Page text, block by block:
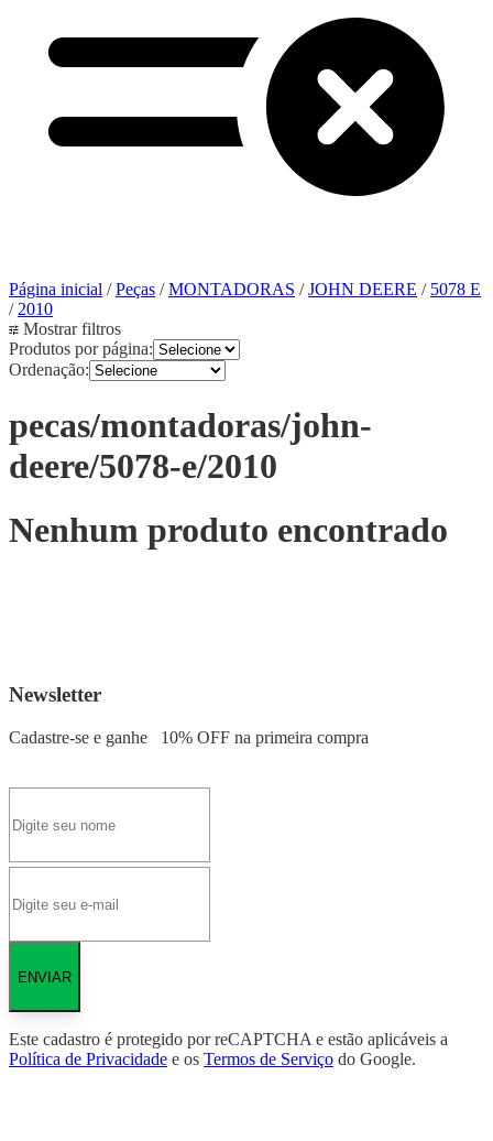
Página inicial /Peças /MONTADORAS /JOHN DEERE / 5078 E
/2010
Mostrar filtros
Produtos por página:
Ordenação:
pecas/montadoras/john-
deere/5078-e/2010
Nenhum produto encontrado
Newsletter
Cadastre-se e ganhe 10% OFF na primeira compra
ENVIAR
Este cadastro é protegido por reCAPTCHA e estão aplicáveis a
Política de Privacidade e os Termos de Serviço do Google.